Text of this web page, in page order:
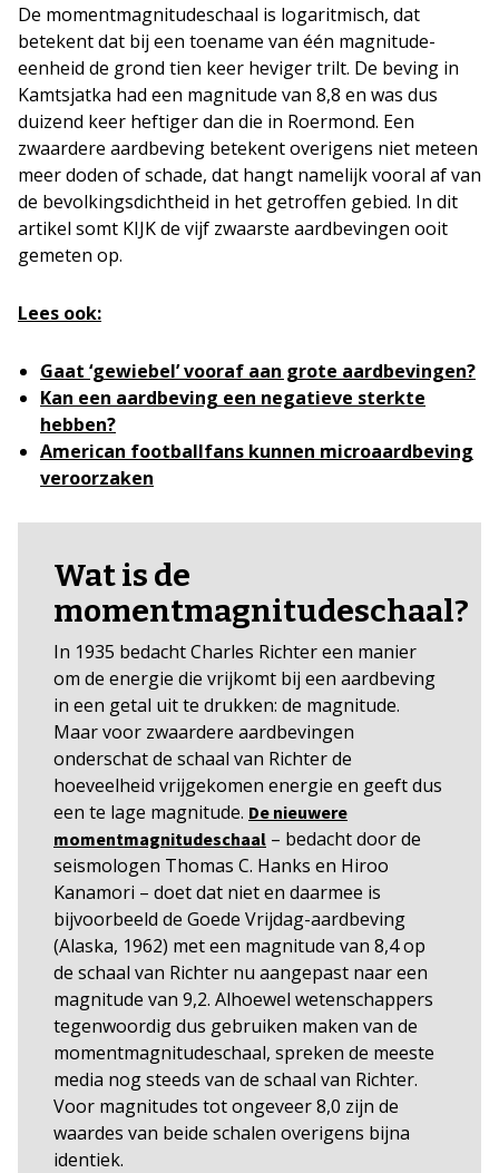
De momentmagnitudeschaal is logaritmisch, dat
betekent dat bij een toename van één magnitude-
eenheid de grond tien keer heviger trilt. De beving in
Kamtsjatka had een magnitude van 8,8 en was dus
duizend keer heftiger dan die in Roermond. Een
zwaardere aardbeving betekent overigens niet meteen
meer doden of schade, dat hangt namelijk vooral af van
de bevolkingsdichtheid in het getroffen gebied. In dit
artikel somt KIJK de vijf zwaarste aardbevingen ooit
gemeten op.
Lees ook:
Gaat ‘gewiebel’ vooraf aan grote aardbevingen?
Kan een aardbeving een negatieve sterkte
hebben?
American footballfans kunnen microaardbeving
veroorzaken
Wat is de
momentmagnitudeschaal?
In 1935 bedacht Charles Richter een manier
om de energie die vrijkomt bij een aardbeving
in een getal uit te drukken: de magnitude.
Maar voor zwaardere aardbevingen
onderschat de schaal van Richter de
hoeveelheid vrijgekomen energie en geeft dus
een te lage magnitude. De nieuwere
momentmagnitudeschaal – bedacht door de
seismologen Thomas C. Hanks en Hiroo
Kanamori – doet dat niet en daarmee is
bijvoorbeeld de Goede Vrijdag-aardbeving
(Alaska, 1962) met een magnitude van 8,4 op
de schaal van Richter nu aangepast naar een
magnitude van 9,2. Alhoewel wetenschappers
tegenwoordig dus gebruiken maken van de
momentmagnitudeschaal, spreken de meeste
media nog steeds van de schaal van Richter.
Voor magnitudes tot ongeveer 8,0 zijn de
waardes van beide schalen overigens bijna
identiek.